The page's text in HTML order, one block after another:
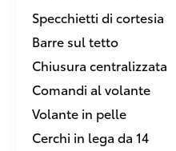
Specchietti di cortesia
Barre sul tetto
Chiusura centralizzata
Comandi al volante
Volante in pelle
Cerchi in lega da 14